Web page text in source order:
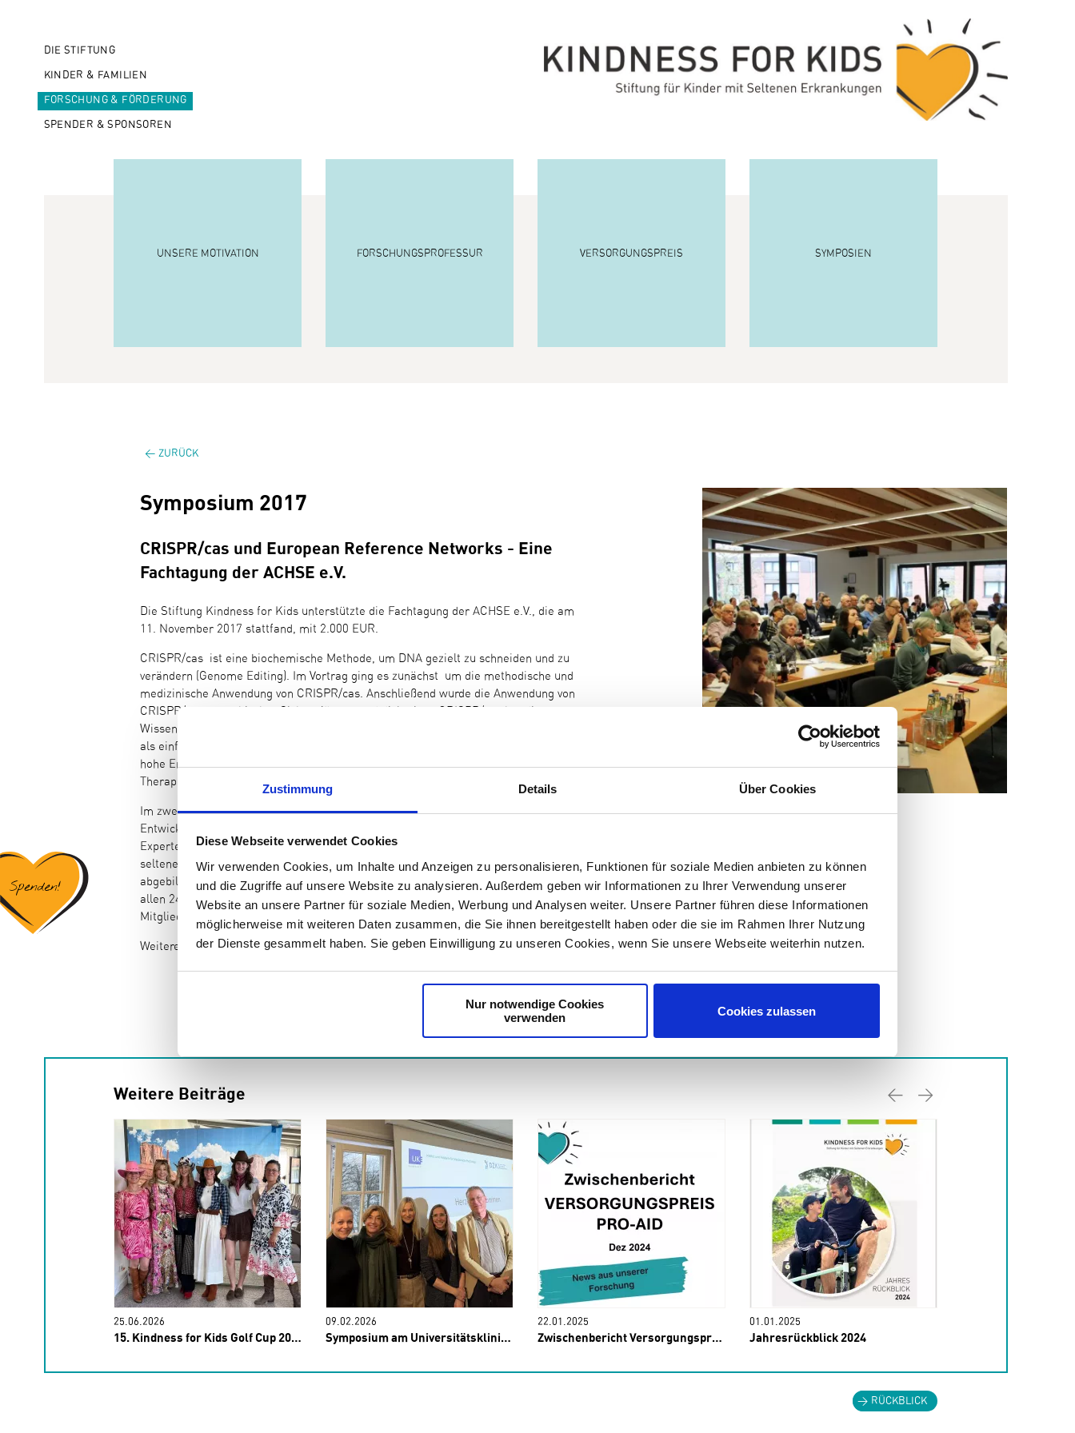
Zustimmung Details Über Cookies
Diese Webseite verwendet Cookies
Wir verwenden Cookies, um Inhalte und Anzeigen zu personalisieren, Funktionen für soziale Medien anbieten zu können
und die Zugriffe auf unsere Website zu analysieren. Außerdem geben wir Informationen zu Ihrer Verwendung unserer
Website an unsere Partner für soziale Medien, Werbung und Analysen weiter. Unsere Partner führen diese Informationen
möglicherweise mit weiteren Daten zusammen, die Sie ihnen bereitgestellt haben oder die sie im Rahmen Ihrer Nutzung
der Dienste gesammelt haben. Sie geben Einwilligung zu unseren Cookies, wenn Sie unsere Webseite weiterhin nutzen.
Nur notwendige Cookies
verwenden
Cookies zulassen
DIE STIFTUNG
KINDER & FAMILIEN
FORSCHUNG & FÖRDERUNG
SPENDER & SPONSOREN
UNSERE MOTIVATION FORSCHUNGS PROFESSUR VERSORGUNGSPREIS SYMPOSIEN
ZURÜCK
Symposium 2017
CRISPR/cas und European Reference Networks - Eine
Fachtagung der ACHSE e.V.
Die Stiftung Kindness for Kids unterstützte die Fachtagung der ACHSE e.V., die am
11. November 2017 stattfand, mit 2.000 EUR.
CRISPR/cas ist eine biochemische Methode, um DNA gezielt zu schneiden und zu
verändern (Genome Editing). Im Vortrag ging es zunächst um die methodische und
medizinische Anwendung von CRISPR/cas. Anschließend wurde die Anwendung von
CRISPR/cas aus ethischer Sicht erläutert und diskutiert. CRISPR/cas hat die
Wissenschaft revolutioniert, da die Methode gegenüber den bisherigen Genscheren
als einfacher in der Anwendung, präziser in der Funktion und preiswerter. Sie weckt
hohe Erwartungen in der Medizin insbesondere im Hinblick auf eine beschleunigte
Therapieentwicklung.
Im zweiten Vortrag des Fachtages wurden die Teilnehmer über die aktuellen
Entwicklungen europäischer Referenznetzwerke (ERN) informiert. ERN sind
Expertenzentren für seltene Erkrankungen. Ziel ist es, dass alle Patienten mit
seltenen Erkrankungen, einschließlich der nicht diagnostizierten, in einem ERN
abgebildet werden. Heute gibt es 24 ERN, wobei noch nicht alle Mitgliedsstaaten in
allen 24 ERNs vertreten sind. Die Kommission arbeitet daran, dass alle
Mitgliedsstaaten in Zukunft vertreten sind.
Weitere ausführlichere Informationen zu der Fachtagung finden Siehier.
Weitere Beiträge Previous
Next
25.06.2026
15. Kindness for Kids Golf Cup 2026
09.02.2026
Symposium am Universitätsklinikum Hamburg-Eppendorf (UKE)
22.01.2025
Zwischenbericht Versorgungspreis Pro-AID 2024
01.01.2025
Jahresrückblick 2024
RÜCKBLICK